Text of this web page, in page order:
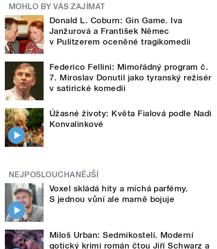
MOHLO BY VÁS ZAJÍMAT
Donald L. Coburn: Gin Game. Iva
Janžurová a František Němec
v Pulitzerem oceněné tragikomedii
Federico Fellini: Mimořádný program č.
7. Miroslav Donutil jako tyranský režisér
v satirické komedii
Úžasné životy: Květa Fialová podle Nadi
Konvalinkové
NEJPOSLOUCHANĚJŠÍ
Voxel skládá hity a míchá parfémy.
S jednou vůní ale marně bojuje
Miloš Urban: Sedmikostelí. Moderní
gotický krimi román čtou Jiří Schwarz a